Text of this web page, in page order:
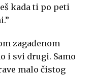
kada ti po peti
zagađenom
i svi drugi. Samo
malo čistog